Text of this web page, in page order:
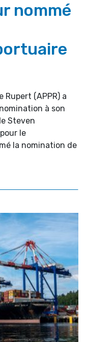
nommé
Rupert (APPR) a
à son
Steven
le
la nomination de